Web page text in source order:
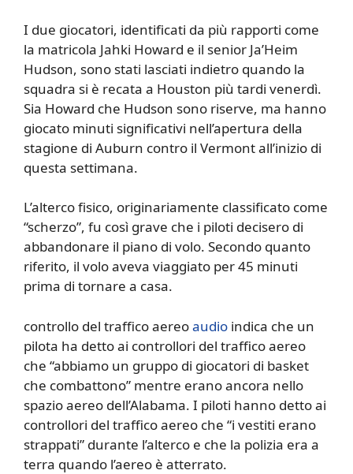
I due giocatori, identificati da più rapporti come
la matricola Jahki Howard e il senior Ja’Heim
Hudson, sono stati lasciati indietro quando la
squadra si è recata a Houston più tardi venerdì.
Sia Howard che Hudson sono riserve, ma hanno
giocato minuti significativi nell’apertura della
stagione di Auburn contro il Vermont all’inizio di
questa settimana.
L’alterco fisico, originariamente classificato come
“scherzo”, fu così grave che i piloti decisero di
abbandonare il piano di volo. Secondo quanto
riferito, il volo aveva viaggiato per 45 minuti
prima di tornare a casa.
controllo del traffico aereoaudio indica che un
pilota ha detto ai controllori del traffico aereo
che “abbiamo un gruppo di giocatori di basket
che combattono” mentre erano ancora nello
spazio aereo dell’Alabama. I piloti hanno detto ai
controllori del traffico aereo che “i vestiti erano
strappati” durante l’alterco e che la polizia era a
terra quando l’aereo è atterrato.